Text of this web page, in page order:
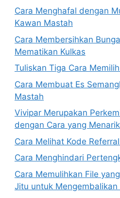
Cara Menghafal dengan
Kawan Mastah
Cara Membersihkan
Mematikan Kulkas
Tuliskan Tiga Cara
Cara Membuat Es
Mastah
Vivipar Merupakan
dengan Cara yang Menarik
Cara Melihat Kode
Cara Menghindari
Cara Memulihkan File
Jitu untuk Mengembalikan